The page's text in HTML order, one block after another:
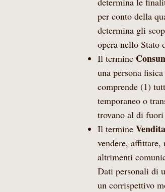
per conto della
determina gli
opera nello Stato
Il termine
una persona
comprende (1)
temporaneo o
trovano al di
Il termine Vendita
vendere,
altrimenti
Dati personali di
un corrispettivo